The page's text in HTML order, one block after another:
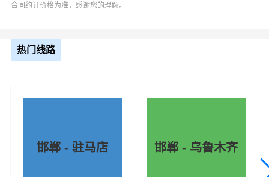
合同约订价格为准，感谢您的理解。
热门线路
邯郸 - 驻马店 邯郸 - 乌鲁木齐